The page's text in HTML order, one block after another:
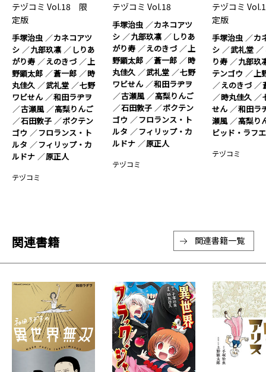
テヅコミ Vol.18 限
定版
手塚治虫
カネコアツ
シ
九部玖凛
しりあ
がり寿
えのきづ
上
野顕太郎
蒼一郎
時
丸佳久
武礼堂
七野
ワビせん
和田ラヂヲ
古瀬風
高梨りんご
石田敦子
ボクテン
ゴウ
フロランス・ト
ルタ
フィリップ・カ
ルドナ
原正人
テヅコミ
テヅコミ Vol.18
手塚治虫
カネコアツ
シ
九部玖凛
しりあ
がり寿
えのきづ
上
野顕太郎
蒼一郎
時
丸佳久
武礼堂
七野
ワビせん
和田ラヂヲ
古瀬風
高梨りんご
石田敦子
ボクテン
ゴウ
フロランス・ト
ルタ
フィリップ・カ
ルドナ
原正人
テヅコミ
テヅコミ
定版
手塚治虫
カ
シ
武礼堂
り寿
九部玖
テンゴウ
上
えのきづ
時丸佳久
せん
和田ラ
瀬風
高梨り
ビッド・ラフ
テヅコミ
関連書籍 関連書籍一覧